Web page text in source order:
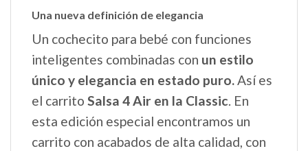
Una nueva definición de elegancia
Un cochecito para bebé con funciones
inteligentes combinadas con un estilo
único y elegancia en estado puro.Así es
el carrito Salsa 4 Air en la Classic. En
esta edición especial encontramos un
carrito con acabados de alta calidad, con